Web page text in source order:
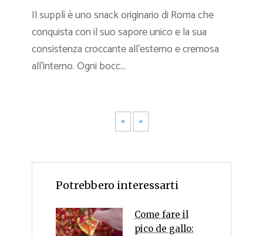
Il supplì è uno snack originario di Roma che
conquista con il suo sapore unico e la sua
consistenza croccante all’esterno e cremosa
all’interno. Ogni bocc...
« »
Potrebbero interessarti
Come fare il
pico de gallo: